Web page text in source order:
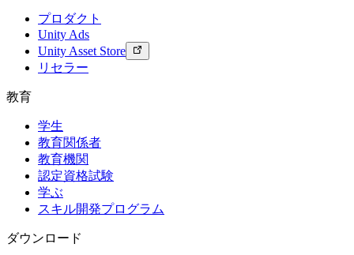
Unity で宣伝
Unity で収益化
活用事例
モバイルゲーム
Unity でモバイル向けヒット作を制作して成長させる
インディーゲーム
少人数のチームで大規模なゲームを開発する
XR ゲーム
XR ゲームを複数プラットフォーム向けにローンチする
マルチプレイヤーゲーム
マルチプレイヤーゲーム制作を簡素化
ブログ
更新情報、情報、技術的ヒント
お知らせ
ニュース、ストーリー、プレスセンター
認定教材
Unityのマスタリーを証明する
プロダクト
Unity Ads
Unity Asset Store
リセラー
教育
学生
教育関係者
教育機関
認定資格試験
学ぶ
スキル開発プログラム
ダウンロード